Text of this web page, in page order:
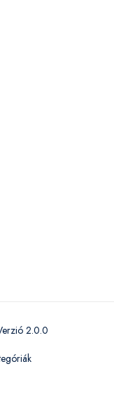
2.0.0